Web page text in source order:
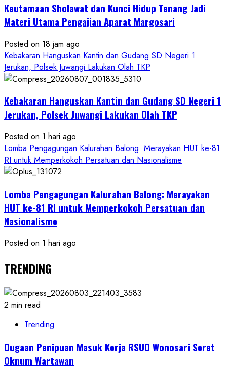
Keutamaan Sholawat dan Kunci Hidup Tenang Jadi
Materi Utama Pengajian Aparat Margosari
Posted on 18 jam ago
Kebakaran Hanguskan Kantin dan Gudang SD Negeri 1
Jerukan, Polsek Juwangi Lakukan Olah TKP
Kebakaran Hanguskan Kantin dan Gudang SD Negeri 1
Jerukan, Polsek Juwangi Lakukan Olah TKP
Posted on 1 hari ago
Lomba Pengagungan Kalurahan Balong: Merayakan HUT ke-81
RI untuk Memperkokoh Persatuan dan Nasionalisme
Lomba Pengagungan Kalurahan Balong: Merayakan
HUT ke-81 RI untuk Memperkokoh Persatuan dan
Nasionalisme
Posted on 1 hari ago
TRENDING
2 min read
Trending
Dugaan Penipuan Masuk Kerja RSUD Wonosari Seret
Oknum Wartawan